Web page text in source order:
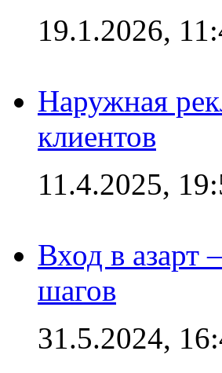
19.1.2026,
Наружная
клиентов
11.4.2025,
Вход в азарт
шагов
31.5.2024,